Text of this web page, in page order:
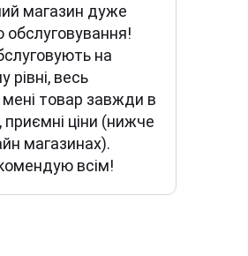
магазин дуже
обслуговування!
на
рівні, весь
мені товар завжди в
приємні ціни (нижче
магазинах).
всім!